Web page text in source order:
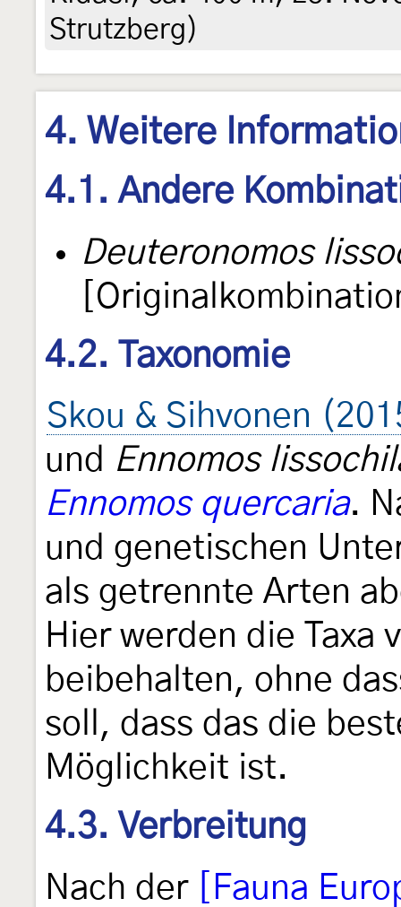
Strutzberg)
4. Weitere
4.1. Andere
Deuteronomos
4.2. Taxonomie
Skou & Sihvonen
und Ennomos
Ennomos quercaria.
und genetischen
als getrennte Arten
Hier werden die Taxa
beibehalten, ohne
soll, dass das die
Möglichkeit ist.
4.3. Verbreitung
Nach der
[Fauna